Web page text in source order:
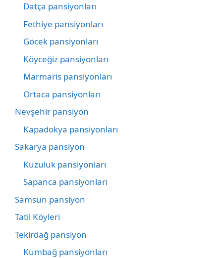
Datça pansiyonları
Fethiye pansiyonları
Göcek pansiyonları
Köyceğiz pansiyonları
Marmaris pansiyonları
Ortaca pansiyonları
Nevşehir pansiyon
Kapadokya pansiyonları
Sakarya pansiyon
Kuzuluk pansiyonları
Sapanca pansiyonları
Samsun pansiyon
Tatil Köyleri
Tekirdağ pansiyon
Kumbağ pansiyonları